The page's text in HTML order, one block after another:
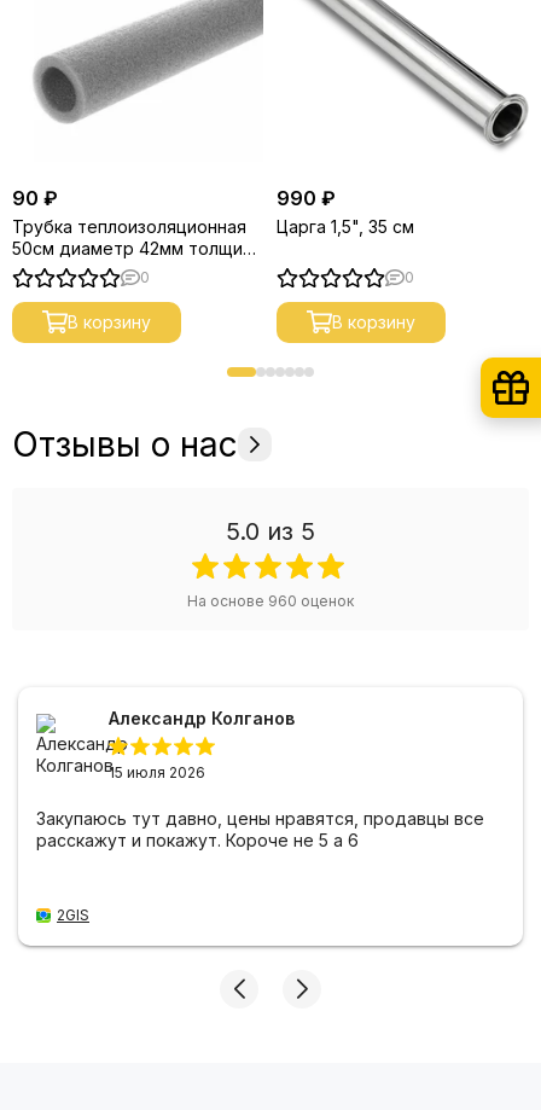
90 ₽
Трубка теплоизоляционная
50см диаметр 42мм толщина
9мм
0
В корзину
990 ₽
Царга 1,5", 35 см
0
В корзину
Отзывы о нас
5.0 из 5
На основе 960 оценок
Александр Колганов
15 июля 2026
Закупаюсь тут давно, цены нравятся, продавцы все
расскажут и покажут. Короче не 5 а 6
2GIS